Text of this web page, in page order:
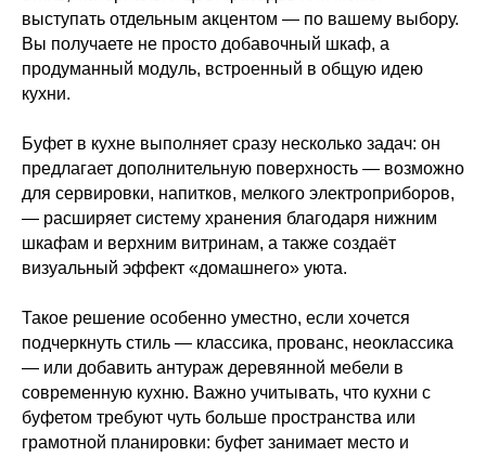
выступать отдельным акцентом — по вашему выбору.
Вы получаете не просто добавочный шкаф, а
продуманный модуль, встроенный в общую идею
кухни.
Буфет в кухне выполняет сразу несколько задач: он
предлагает дополнительную поверхность — возможно
для сервировки, напитков, мелкого электроприборов,
— расширяет систему хранения благодаря нижним
шкафам и верхним витринам, а также создаёт
визуальный эффект «домашнего» уюта.
Такое решение особенно уместно, если хочется
подчеркнуть стиль — классика, прованс, неоклассика
— или добавить антураж деревянной мебели в
современную кухню. Важно учитывать, что кухни с
буфетом требуют чуть больше пространства или
грамотной планировки: буфет занимает место и